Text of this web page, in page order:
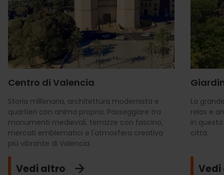
Centro di Valencia
Storia millenaria, architettura modernista e
quartieri con anima propria. Passeggiare tra
monumenti medievali, terrazze con fascino,
mercati emblematici e l'atmosfera creativa
più vibrante di Valencia.
Vedi altro
La
relax e
in
città.